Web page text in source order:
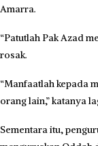
Amarra.
“Patutlah Pak Azad
rosak.
“Manfaatlah kepada
orang lain,” katanya
Sementara itu,